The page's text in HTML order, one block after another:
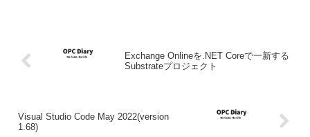
Exchange Onlineを.NET Coreで一新する
Substrateプロジェクト
Visual Studio Code May 2022(version
1.68)